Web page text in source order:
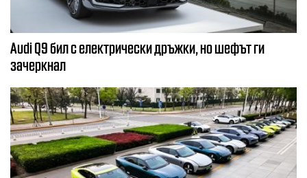
Audi Q9 бил с електрически дръжки, но шефът ги
зачеркнал